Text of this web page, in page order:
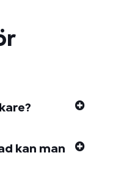
kan man